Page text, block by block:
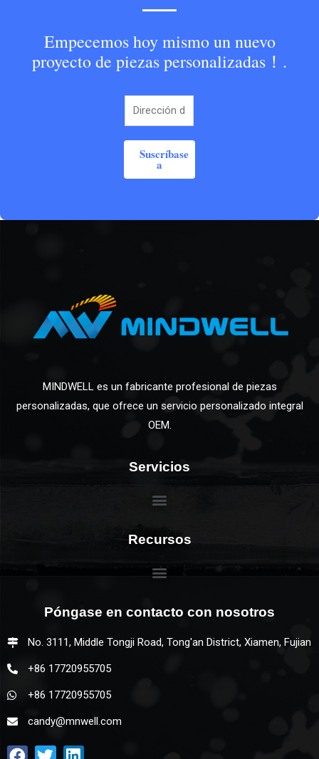
Empecemos hoy mismo un nuevo
proyecto de piezas personalizadas！.
Suscríbase
a
MINDWELL es un fabricante profesional de piezas
personalizadas, que ofrece un servicio personalizado integral
OEM.
Servicios
Recursos
Póngase en contacto con nosotros
No. 3111, Middle Tongji Road, Tong'an District, Xiamen, Fujian
+86 17720955705
+86 17720955705
candy@mnwell.com